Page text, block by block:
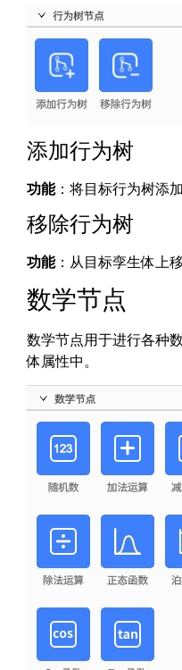
添加行为树
功能：将目标行为树添
移除行为树
功能：从目标孪生体上
数学节点
数学节点用于进行各种
体属性中。